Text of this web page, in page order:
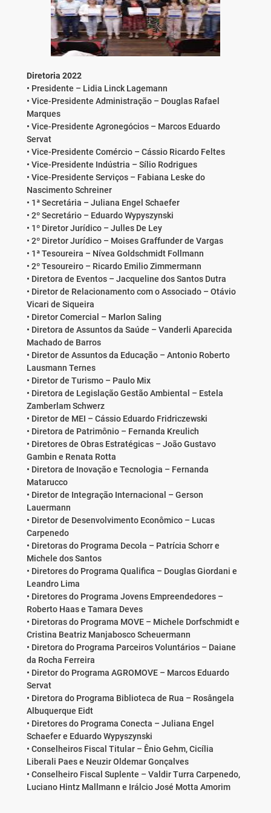
Diretoria 2022
• Presidente – Lidia Linck Lagemann
• Vice-Presidente Administração – Douglas Rafael
Marques
• Vice-Presidente Agronegócios – Marcos Eduardo
Servat
• Vice-Presidente Comércio – Cássio Ricardo Feltes
• Vice-Presidente Indústria – Sílio Rodrigues
• Vice-Presidente Serviços – Fabiana Leske do
Nascimento Schreiner
• 1ª Secretária – Juliana Engel Schaefer
• 2º Secretário – Eduardo Wypyszynski
• 1º Diretor Jurídico – Julles De Ley
• 2º Diretor Jurídico – Moises Graffunder de Vargas
• 1ª Tesoureira – Nívea Goldschmidt Follmann
• 2º Tesoureiro – Ricardo Emilio Zimmermann
• Diretora de Eventos – Jacqueline dos Santos Dutra
• Diretor de Relacionamento com o Associado – Otávio
Vicari de Siqueira
• Diretor Comercial – Marlon Saling
• Diretora de Assuntos da Saúde – Vanderli Aparecida
Machado de Barros
• Diretor de Assuntos da Educação – Antonio Roberto
Lausmann Ternes
• Diretor de Turismo – Paulo Mix
• Diretora de Legislação Gestão Ambiental – Estela
Zamberlam Schwerz
• Diretor de MEI – Cássio Eduardo Fridriczewski
• Diretora de Patrimônio – Fernanda Kreulich
• Diretores de Obras Estratégicas – João Gustavo
Gambin e Renata Rotta
• Diretora de Inovação e Tecnologia – Fernanda
Matarucco
• Diretor de Integração Internacional – Gerson
Lauermann
• Diretor de Desenvolvimento Econômico – Lucas
Carpenedo
• Diretoras do Programa Decola – Patrícia Schorr e
Michele dos Santos
• Diretores do Programa Qualifica – Douglas Giordani e
Leandro Lima
• Diretores do Programa Jovens Empreendedores –
Roberto Haas e Tamara Deves
• Diretoras do Programa MOVE – Michele Dorfschmidt e
Cristina Beatriz Manjabosco Scheuermann
• Diretora do Programa Parceiros Voluntários – Daiane
da Rocha Ferreira
• Diretor do Programa AGROMOVE – Marcos Eduardo
Servat
• Diretora do Programa Biblioteca de Rua – Rosângela
Albuquerque Eidt
• Diretores do Programa Conecta – Juliana Engel
Schaefer e Eduardo Wypyszynski
• Conselheiros Fiscal Titular – Ênio Gehm, Cicília
Liberali Paes e Neuzir Oldemar Gonçalves
• Conselheiro Fiscal Suplente – Valdir Turra Carpenedo,
Luciano Hintz Mallmann e Irálcio José Motta Amorim